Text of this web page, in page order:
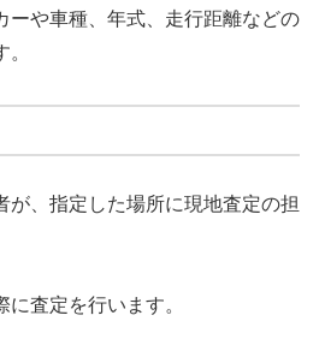
ーや車種、年式、走行距離などの
が、指定した場所に現地査定の担
査定を行います。